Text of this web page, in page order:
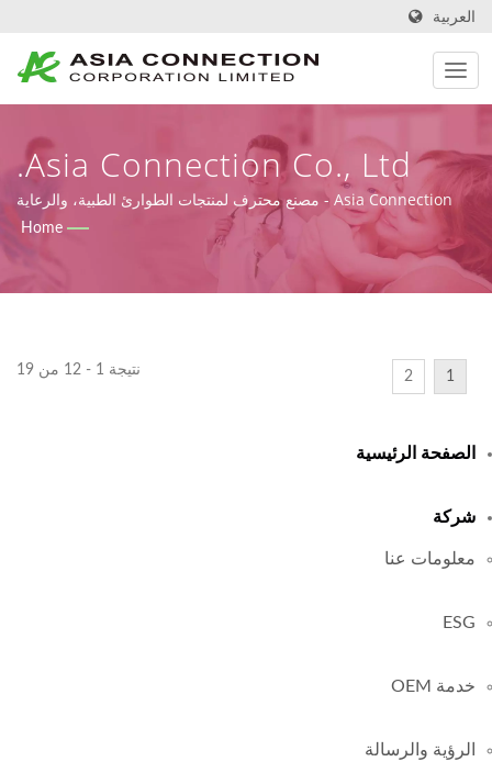
العربية
Asia Connection Co., Ltd.
Asia Connection - مصنع محترف لمنتجات الطوارئ الطبية، والرعاية
التمريضية، ورعاية الأطفال عالية الجودة.
Home
نتيجة 1 - 12 من 19 1
2
الصفحة الرئيسية
شركة
معلومات عنا
ESG
خدمة OEM
الرؤية والرسالة